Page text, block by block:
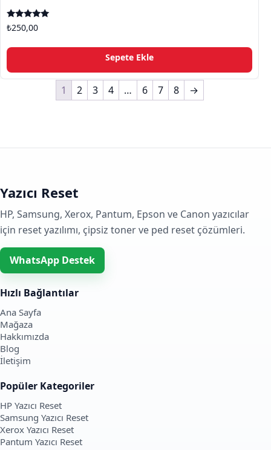
5 üzerinden
5.00
₺250,00
Sepete Ekle
1 2 3 4 … 6 7 8 →
Yazıcı Reset
HP, Samsung, Xerox, Pantum, Epson ve Canon yazıcılar
için reset yazılımı, çipsiz toner ve ped reset çözümleri.
WhatsApp Destek
Hızlı Bağlantılar
Ana Sayfa
Mağaza
Hakkımızda
Blog
İletişim
Popüler Kategoriler
HP Yazıcı Reset
Samsung Yazıcı Reset
Xerox Yazıcı Reset
Pantum Yazıcı Reset